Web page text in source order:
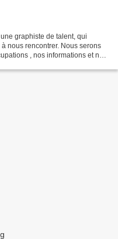
graphiste de talent, qui
nous rencontrer. Nous serons
, nos informations et nos